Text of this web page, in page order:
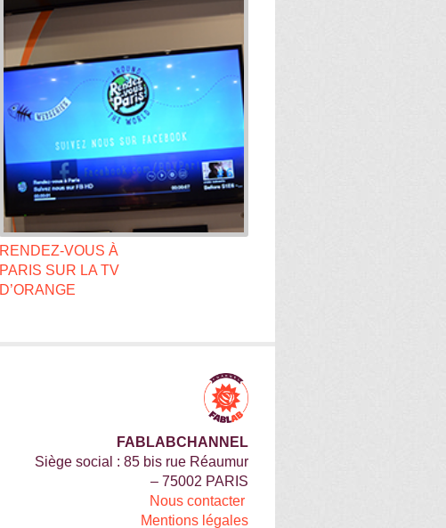
RENDEZ-VOUS À
PARIS SUR LA TV
D’ORANGE
FABLABCHANNEL
Siège social : 85 bis rue Réaumur
– 75002 PARIS
Nous contacter
Mentions légales